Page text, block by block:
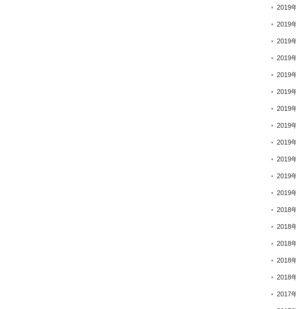
2019
2019
2019
2019
2019
2019
2019
2019
2019
2019
2019
2019
2018
2018
2018
2018
2018
2017